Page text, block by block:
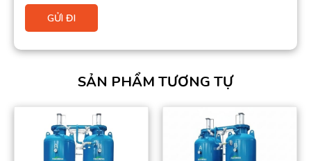
SẢN PHẨM TƯƠNG TỰ